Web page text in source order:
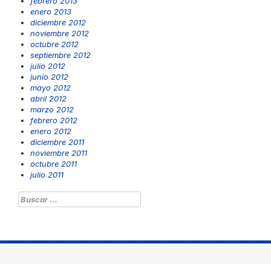
enero 2013
diciembre 2012
noviembre 2012
octubre 2012
septiembre 2012
julio 2012
junio 2012
mayo 2012
abril 2012
marzo 2012
febrero 2012
enero 2012
diciembre 2011
noviembre 2011
octubre 2011
julio 2011
Buscar: